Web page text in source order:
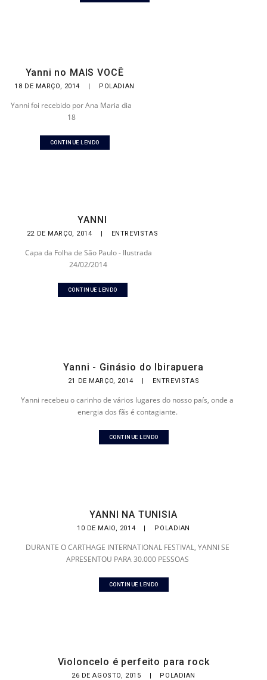
Yanni no MAIS VOCÊ
18 DE MARÇO, 2014 | POLADIAN
Yanni foi recebido por Ana Maria dia
18
CONTINUE LENDO
YANNI
22 DE MARÇO, 2014 | ENTREVISTAS
Capa da Folha de São Paulo - Ilustrada
24/02/2014
CONTINUE LENDO
Yanni - Ginásio do Ibirapuera
21 DE MARÇO, 2014 | ENTREVISTAS
Yanni recebeu o carinho de vários lugares do nosso país, onde a
energia dos fãs é contagiante.
CONTINUE LENDO
YANNI NA TUNISIA
10 DE MAIO, 2014 | POLADIAN
DURANTE O CARTHAGE INTERNATIONAL FESTIVAL, YANNI SE
APRESENTOU PARA 30.000 PESSOAS
CONTINUE LENDO
Violoncelo é perfeito para rock
26 DE AGOSTO, 2015 | POLADIAN